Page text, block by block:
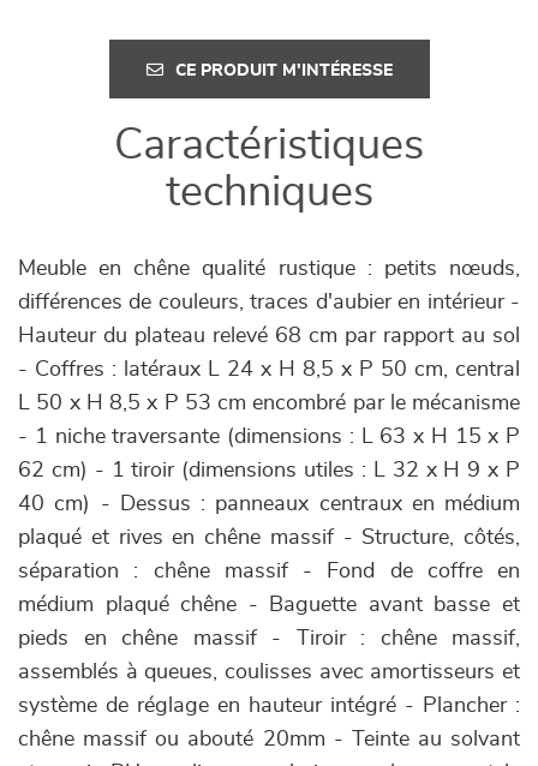
CE PRODUIT M'INTÉRESSE
Caractéristiques
techniques
Meuble en chêne qualité rustique : petits nœuds,
différences de couleurs, traces d'aubier en intérieur -
Hauteur du plateau relevé 68 cm par rapport au sol
- Coffres : latéraux L 24 x H 8,5 x P 50 cm, central
L 50 x H 8,5 x P 53 cm encombré par le mécanisme
- 1 niche traversante (dimensions : L 63 x H 15 x P
62 cm) - 1 tiroir (dimensions utiles : L 32 x H 9 x P
40 cm) - Dessus : panneaux centraux en médium
plaqué et rives en chêne massif - Structure, côtés,
séparation : chêne massif - Fond de coffre en
médium plaqué chêne - Baguette avant basse et
pieds en chêne massif - Tiroir : chêne massif,
assemblés à queues, coulisses avec amortisseurs et
système de réglage en hauteur intégré - Plancher :
chêne massif ou abouté 20mm - Teinte au solvant